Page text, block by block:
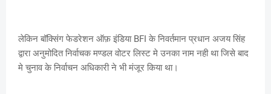
लेकिन बॉक्सिंग फेडरेशन ऑफ़ इंडिया BFI के निवर्तमान प्रधान अजय सिंह
द्वारा अनुमोदित निर्वाचक मण्डल वोटर लिस्ट मे उनका नाम नही था जिसे बाद
मे चुनाव के निर्वाचन अधिकारी ने भी मंजूर किया था।